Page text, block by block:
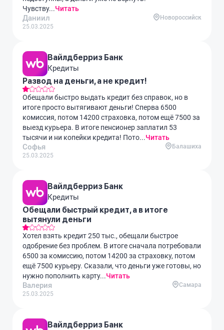
Чувству...Читать
Даниил
25.03.2025
Новороссийск
Вайлдберриз Банк
Кредиты
Развод на деньги, а не кредит!
Обещали быстро выдать кредит без справок, но в
итоге просто вытягивают деньги! Сперва 6500
комиссия, потом 14200 страховка, потом ещё 7500 за
выезд курьера. В итоге пенсионер заплатил 53
тысячи и ни копейки кредита! Пото...Читать
Софья
25.03.2025
Балашиха
Вайлдберриз Банк
Кредиты
Обещали быстрый кредит, а в итоге
вытянули деньги
Хотел взять кредит 250 тыс., обещали быстрое
одобрение без проблем. В итоге сначала потребовали
6500 за комиссию, потом 14200 за страховку, потом
ещё 7500 курьеру. Сказали, что деньги уже готовы, но
нужно пополнить карту...Читать
Валерия
25.03.2025
Самара
Вайлдберриз Банк